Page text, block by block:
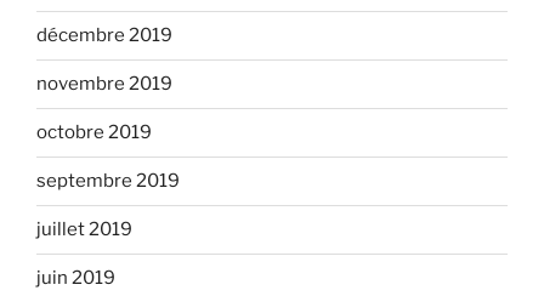
décembre 2019
novembre 2019
octobre 2019
septembre 2019
juillet 2019
juin 2019